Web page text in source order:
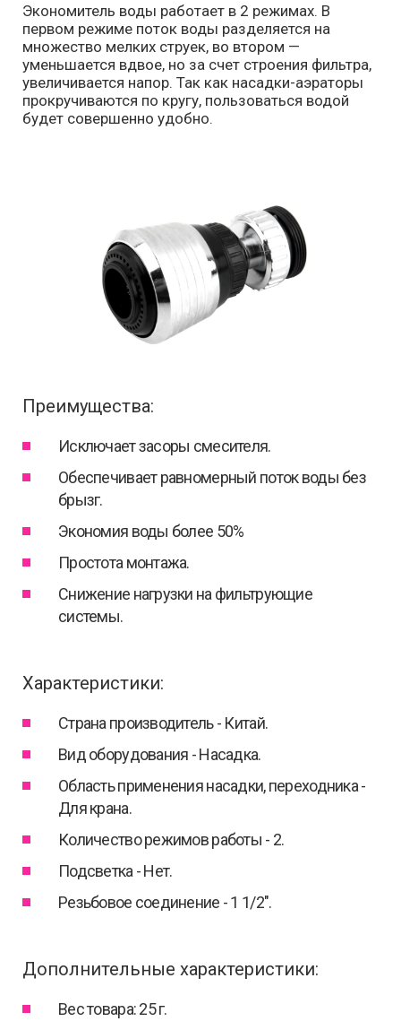
Экономитель воды работает в 2 режимах. В
первом режиме поток воды разделяется на
множество мелких струек, во втором —
уменьшается вдвое, но за счет строения фильтра,
увеличивается напор. Так как насадки-аэраторы
прокручиваются по кругу, пользоваться водой
будет совершенно удобно.
Преимущества:
Исключает засоры смесителя.
Обеспечивает равномерный поток воды без
брызг.
Экономия воды более 50%
Простота монтажа.
Снижение нагрузки на фильтрующие
системы.
Характеристики:
Страна производитель - Китай.
Вид оборудования - Насадка.
Область применения насадки, переходника -
Для крана.
Количество режимов работы - 2.
Подсветка - Нет.
Резьбовое соединение - 1 1/2".
Дополнительные характеристики:
Вес товара: 25 г.